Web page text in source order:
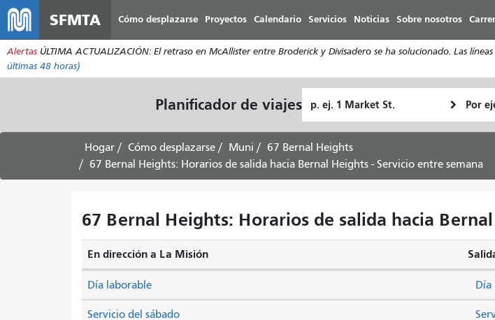
al
SFMTA Cómo desplazarse Proyectos Calendario Servicios Noticias Sobre nosotros
Alertas ÚLTIMA ACTUALIZACIÓN: El retraso en McAllister entre Broderick y Divisadero se ha solucionado. Las
últimas 48 horas)
Planificador de viajes de
partida
Hogar Cómo desplazarse Muni
67 Bernal Heights
67 Bernal Heights: Horarios de salida hacia Bernal Heights - Servicio entre semana
67 Bernal Heights: Horarios de salida hacia
En dirección a La Misión
Servicio del sábado
Día laborable Día